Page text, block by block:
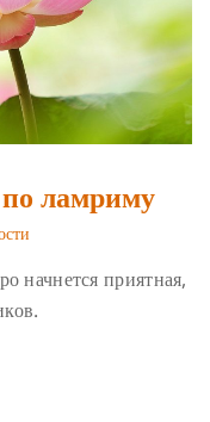
ламриму
начнется приятная,